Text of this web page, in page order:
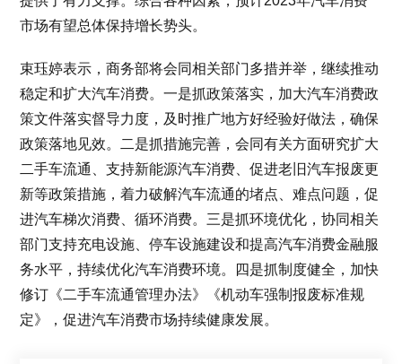
市场有望总体保持增长势头。
束珏婷表示，商务部将会同相关部门多措并举，继续推动
稳定和扩大汽车消费。一是抓政策落实，加大汽车消费政
策文件落实督导力度，及时推广地方好经验好做法，确保
政策落地见效。二是抓措施完善，会同有关方面研究扩大
二手车流通、支持新能源汽车消费、促进老旧汽车报废更
新等政策措施，着力破解汽车流通的堵点、难点问题，促
进汽车梯次消费、循环消费。三是抓环境优化，协同相关
部门支持充电设施、停车设施建设和提高汽车消费金融服
务水平，持续优化汽车消费环境。四是抓制度健全，加快
修订《二手车流通管理办法》《机动车强制报废标准规
定》，促进汽车消费市场持续健康发展。